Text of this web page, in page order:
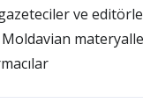
ve
Moldavian